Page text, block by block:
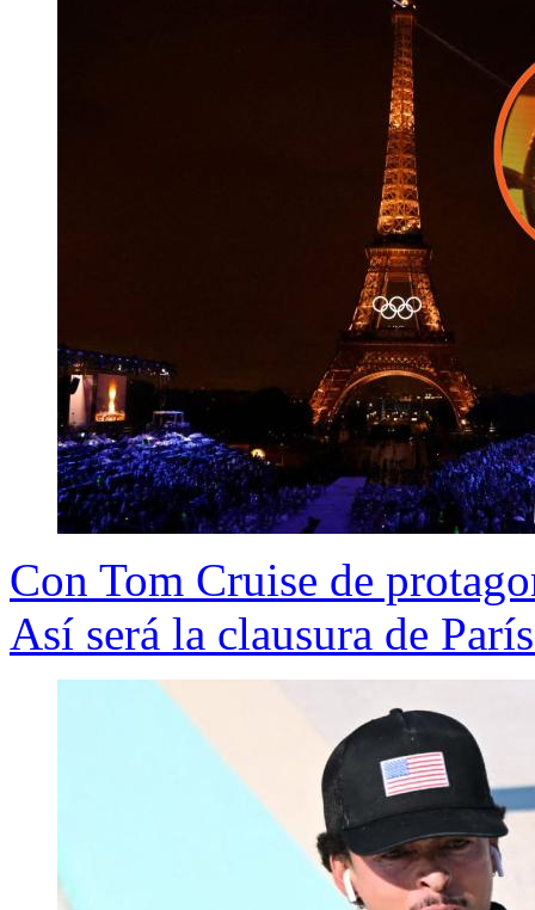
Con Tom Cruise de
Así será la clausura de